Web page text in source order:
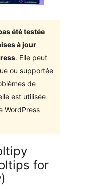
été testée
à jour
. Elle peut
ou supportée
de
est utilisée
WordPress
for